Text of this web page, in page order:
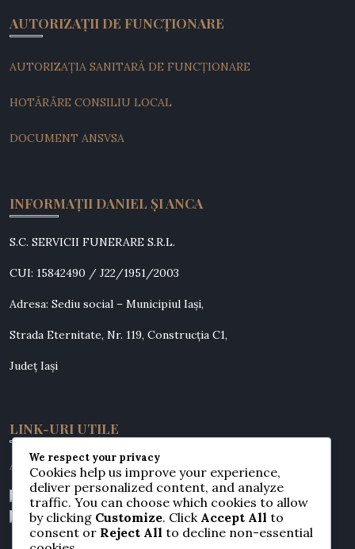
AUTORIZAȚII DE FUNCȚIONARE
AUTORIZAȚIA SANITARĂ DE FUNCȚIONARE
HOTĂRÂRE CONSILIU LOCAL
DOCUMENT ANSVSA
INFORMAȚII DANIEL ȘI ANCA
S.C. SERVICII FUNERARE S.R.L.
CUI: 15842490 / J22/1951/2003
Adresa: Sediu social – Municipiul Iași,
Strada Eternitate, Nr. 119, Construcția C1,
Județ Iași
LINK-URI UTILE
ANPC
We respect your privacy
Cookies help us improve your experience,
deliver personalized content, and analyze
traffic. You can choose which cookies to allow
by clicking Customize. Click Accept All to
consent or Reject All to decline non-essential